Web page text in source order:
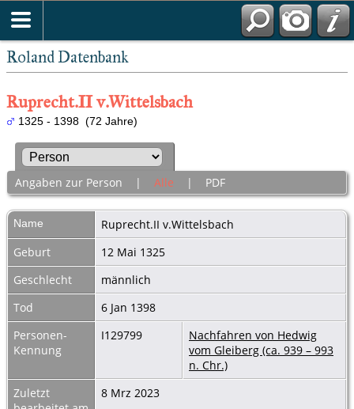
Roland Datenbank
Ruprecht.II v.Wittelsbach
1325 - 1398 (72 Jahre)
Angaben zur Person | Alle | PDF
Name Ruprecht.II v.Wittelsbach
Geburt
12 Mai 1325
Geschlecht
männlich
Tod
6 Jan 1398
Personen-
Kennung
I129799
Nachfahren von Hedwig
vom Gleiberg (ca. 939 – 993
n. Chr.)
Zuletzt
8 Mrz 2023